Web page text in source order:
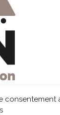
consentement